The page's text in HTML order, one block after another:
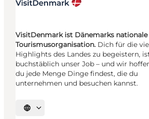
VisitDenmark ist Dänemarks nationale
Tourismusorganisation. Dich für die
Highlights des Landes zu begeistern,
buchstäblich unser Job – und wir
du jede Menge Dinge findest, die du
unternehmen und besuchen kannst.
Sprache auswählen